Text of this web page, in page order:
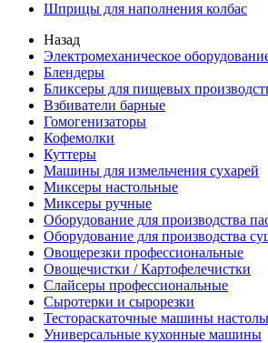
Шприцы для наполнения колбас
Назад
Электромеханическое
Блендеры
Бликсеры для пищевых
Взбиватели барные
Гомогенизаторы
Кофемолки
Куттеры
Машины для измельчения сухарей
Миксеры настольные
Миксеры ручные
Оборудование для производства
Оборудование для производства
Овощерезки профессиональные
Овощечистки / Картофелечистки
Слайсеры профессиональные
Сыротерки и сырорезки
Тестораскаточные машины
Универсальные кухонные машины